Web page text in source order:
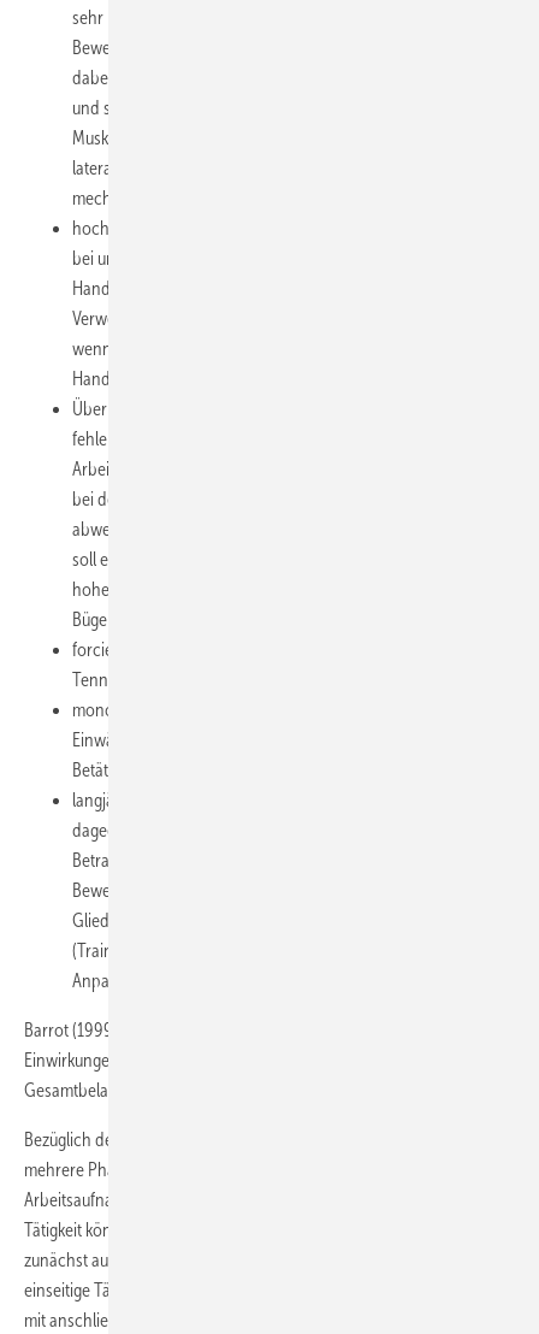
sehr hoher Belastungsfrequenz (mindestens 10.000
Bewegungsabläufe/Stunde bzw. 3/Sekunde). Gemeint sind
dabei Wiederholungen mit immer gleichem Bewegungsablauf
und stets einförmiger Streckbelastung der entsprechenden
Muskeln- und Sehnengruppen. Diese treten vor allem an der
lateralen Seite des Ellenbogens auf (z. B. Schreiben mit
mechanischer Schreibmaschine, Klavierspielen);
hochfrequente, gleichförmige und feinmotorische Tätigkeiten
bei unphysiologischer achsenungünstiger Auslenkung im
Handgelenk, z. B. beim Stricken, Handnähen oder Stopfen,
Verwendung der Tastatur und Maus als Eingabegeräte am PC,
wenn die Fingersehnen durch einen ungünstigen Winkel der
Hand zum Unterarm umgelenkt werden;
Überbeanspruchung durch ungewohnte Arbeiten aller Art bei
fehlender oder gestörter Anpassung bzw. bei repetitiver
Arbeitsverrichtung mit statischen und dynamischen Anteilen,
bei denen eine einseitige, von der Ruhestellung stark
abweichende Haltung der Gliedmaßen erforderlich ist. Dabei
soll eine hohe Auslenkung des Handgelenkes bei gleichzeitiger
hoher Kraftanwendung (Beispiele: Drehen, Montieren und
Bügeln, Obst pflücken) vorliegen;
forcierte Dorsalextension der Hand (Rückhandschlag beim
Tennis, Hämmern);
monoton wiederholte oder plötzlich einsetzende Aus- und
Einwärtsdrehungen der Hand bzw. des Unterarms, z. B. beim
Betätigen von Schraubendrehern.
langjährige Schwerarbeit bzw. „eintönige Fließarbeit“ kommen
dagegen als arbeitstechnische Voraussetzungen nicht in
Betracht, sofern es sich dabei nicht um unphysiologische
Bewegungsabläufe bzw. unnatürliche Haltungen der beteiligten
Gliedmaßen handelt. Hier ist eine rasche Gewöhnung
(Trainingseffekt) zu erwarten, die eine Störung des
Anpassungsgleichgewichts verhindern soll.
Barrot (1999) geht schließlich von einer arbeitstäglichen Dauer diese
Einwirkungen von jeweils mindestens 3 Stunden bei einer
Gesamtbelastung in der Regel von fünf Jahren aus.
Bezüglich des zeitlichen Verlaufs einer Epicondylitis lateralis sind
mehrere Phasen zu unterscheiden (Grosser 2009). Bereits kurz nach
Arbeitsaufnahme bzw. in einer Umstellungsphase an eine bestimmte
Tätigkeit können akute entzündliche Reaktionen auftreten. Dies ist
zunächst auf die noch fehlende Anpassung an die nicht gewohnte
einseitige Tätigkeit zurückzuführen. Eine vorübergehende Schonung
mit anschließender gradueller Gewöhnung lässt sich dabei gut